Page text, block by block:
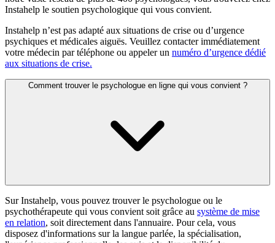
Instahelp le soutien psychologique qui vous convient.
Instahelp n’est pas adapté aux situations de crise ou d’urgence
psychiques et médicales aiguës. Veuillez contacter immédiatement
votre médecin par téléphone ou appeler un numéro d’urgence dédié
aux situations de crise.
Comment trouver le psychologue en ligne qui vous convient ?
Sur Instahelp, vous pouvez trouver le psychologue ou le
psychothérapeute qui vous convient soit grâce au système de mise
en relation, soit directement dans l'annuaire. Pour cela, vous
disposez d'informations sur la langue parlée, la spécialisation,